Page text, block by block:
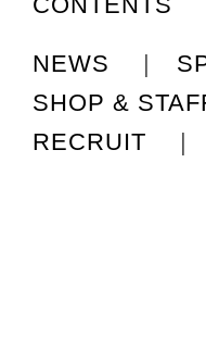
NEWS |
SHOP &
RECRUIT
|